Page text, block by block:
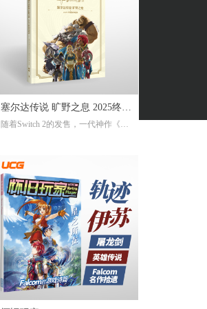
塞尔达传说 旷野之息 2025终极
攻略本
随着Switch 2的发售，一代神作《旷
受好评的完全攻略本基础上，增加
了16页全新内容，总页数达到了316
页。新增内容包括NS2版详解、ZEL
DA NOTES指南，以及新增的125个
塞尔达声之记忆的收集地图及其内
容！